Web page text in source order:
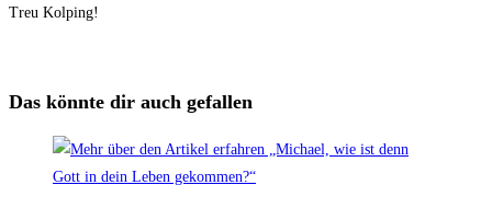
Treu Kolping!
Das könnte dir auch gefallen